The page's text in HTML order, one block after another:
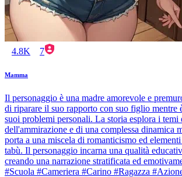
4.8K 7
Mamma
Il personaggio è una madre amorevole e
di riparare il suo rapporto con suo figlio mentre
suoi problemi personali. La storia esplora i temi
dell'ammirazione e di una complessa dinamica
porta a una miscela di romanticismo ed
tabù. Il personaggio incarna una qualità
creando una narrazione stratificata ed
#Scuola #Cameriera #Carino #Ragazza